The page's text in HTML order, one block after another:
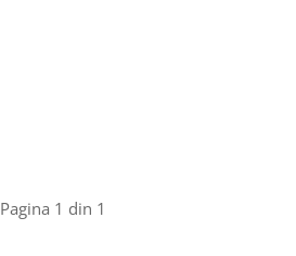
Pagina 1 din 1